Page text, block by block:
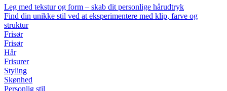
Leg med tekstur og form – skab dit personlige hårudtryk
Find din unikke stil ved at eksperimentere med klip, farve og
struktur
Frisør
Frisør
Hår
Frisurer
Styling
Skønhed
Personlig stil